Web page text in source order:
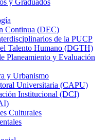
y Graduados
Continua (DEC)
de la PUCP
Talento Humano (DGTH)
Planeamiento y Evaluación
y Urbanismo
Universitaria (CAPU)
Institucional (DCI)
Culturales